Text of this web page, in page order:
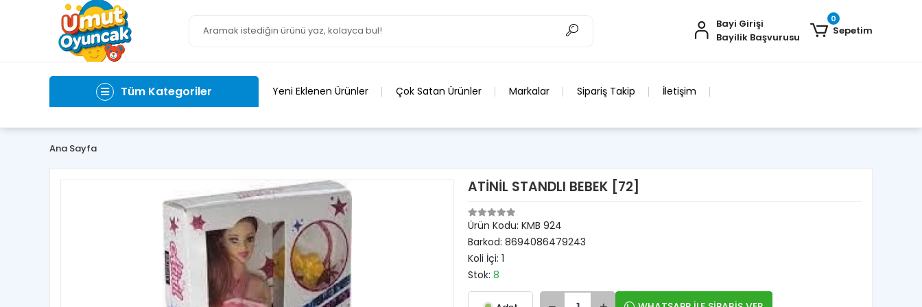
Bayi Girişi
Bayilik Başvurusu
0
Sepetim
Tüm Kategoriler Yeni Eklenen Ürünler Çok Satan Ürünler Markalar Sipariş Takip İletişim
Ana Sayfa
ATİNİL STANDLI BEBEK [72]
Ürün Kodu: KMB 924
Barkod: 8694086479243
Koli İçi: 1
Stok: 8